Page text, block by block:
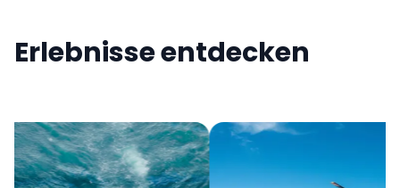
Erlebnisse entdecken